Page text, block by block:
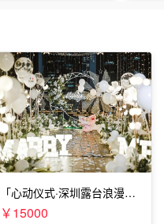
「心动仪式·深圳露台浪漫求
婚」
￥15000